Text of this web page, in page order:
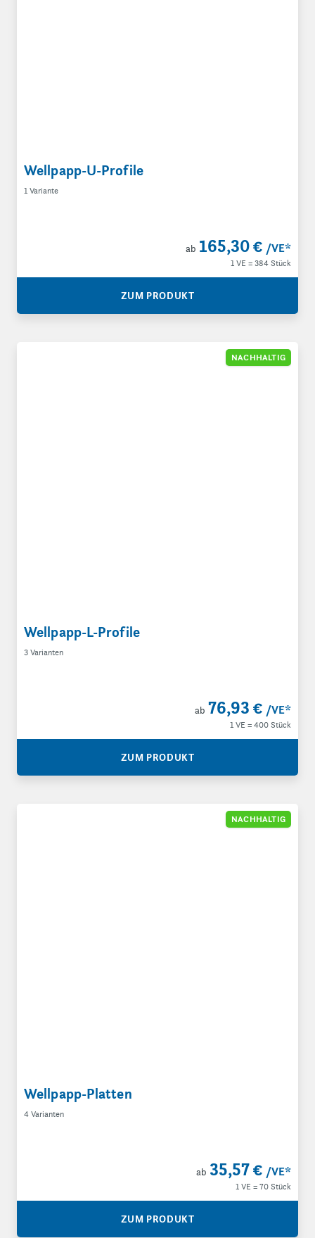
Wellpapp-U-Profile
1 Variante
ab 165,30 € /VE*
1 VE = 384 Stück
ZUM PRODUKT
NACHHALTIG
Wellpapp-L-Profile
3 Varianten
ab 76,93 € /VE*
1 VE = 400 Stück
ZUM PRODUKT
NACHHALTIG
Wellpapp-Platten
4 Varianten
ab 35,57 € /VE*
1 VE = 70 Stück
ZUM PRODUKT